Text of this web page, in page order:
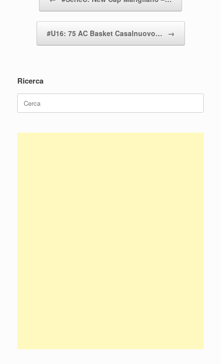
#U16: 75 AC Basket Casalnuovo… →
Ricerca
Ricerca
per: